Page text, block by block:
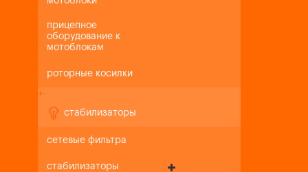
прицепное
оборудование к
мотоблокам
роторные косилки
+-
стабилизаторы
сетевые фильтра
стабилизаторы